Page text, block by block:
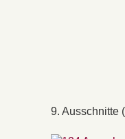
9. Ausschnitte